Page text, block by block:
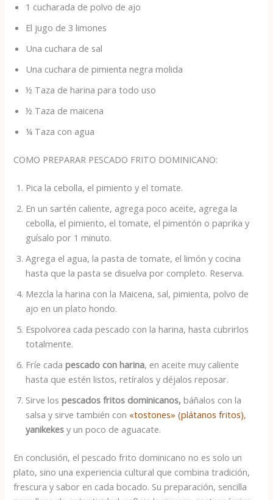
1 cucharada de polvo de ajo
El jugo de 3 limones
Una cuchara de sal
Una cuchara de pimienta negra molida
½ Taza de harina para todo uso
½ Taza de maicena
¼ Taza con agua
COMO PREPARAR PESCADO FRITO DOMINICANO:
Pica la cebolla, el pimiento y el tomate.
En un sartén caliente, agrega poco aceite, agrega la
cebolla, el pimiento, el tomate, el pimentón o paprika y
guísalo por 1 minuto.
Agrega el agua, la pasta de tomate, el limón y cocina
hasta que la pasta se disuelva por completo. Reserva.
Mezcla la harina con la Maicena, sal, pimienta, polvo de
ajo en un plato hondo.
Espolvorea cada pescado con la harina, hasta cubrirlos
totalmente.
Fríe cadapescado con harina, en aceite muy caliente
hasta que estén listos, retíralos y déjalos reposar.
Sirve lospescados fritos dominicanos,báñalos con la
salsa y sirve también con «tostones» (plátanos fritos),
yanikekes y un poco de aguacate.
En conclusión, el pescado frito dominicano no es solo un
plato, sino una experiencia cultural que combina tradición,
frescura y sabor en cada bocado. Su preparación, sencilla